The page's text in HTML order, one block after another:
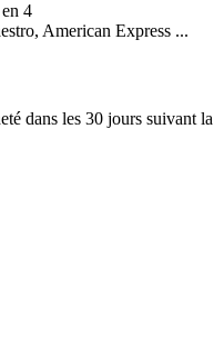
4
American Express ...
dans les 30 jours suivant la